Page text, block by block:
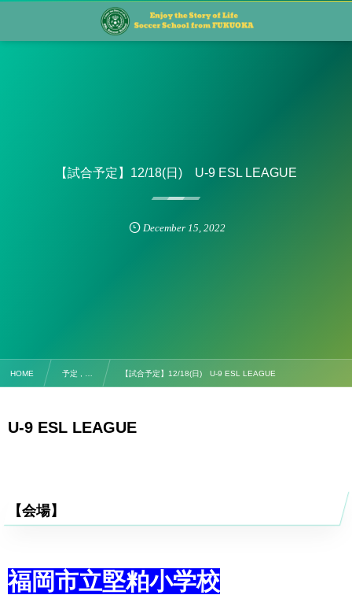
【試合予定】12/18(日) U-9 ESL LEAGUE
December 15 ,2022
HOME 予定 , … 【試合予定】12/18(日) U-9 ESL LEAGUE
U-9 ESL LEAGUE
【会場】
福岡市立堅粕小学校